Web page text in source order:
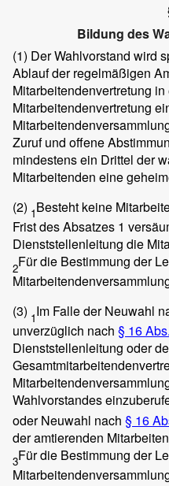
Bildung des
(1) Der Wahlvorstand wird
Ablauf der regelmäßigen
Mitarbeitendenvertretung
Mitarbeitendenvertretung
Zuruf und offene
mindestens ein Drittel der
Mitarbeitenden eine
(2) 1Besteht keine
Frist des Absatzes 1
Dienststellenleitung die
2Für die Bestimmung der
(3) 1Im Falle der Neuwahl
unverzüglich nach § 16
Dienststellenleitung oder
Wahlvorstandes
oder Neuwahl nach § 16
der amtierenden
3Für die Bestimmung der